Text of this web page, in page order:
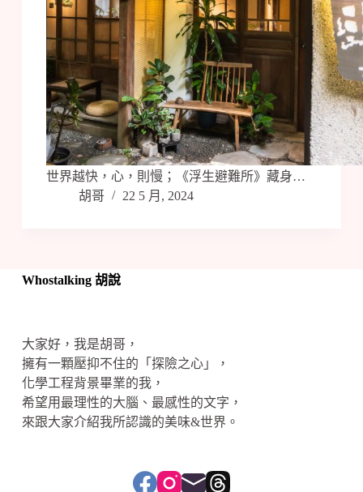
世界越快，心，則慢；《浮生避難所》藏身…
胡哥
22 5 月, 2024
Whostalking 胡說
大家好，我是胡哥，
擁有一顆壓抑不住的「探險之心」，
化學工程背景畢業的我，
希望用最理性的大腦、最感性的文字，
來跟大家介紹我所認識的美味&世界。